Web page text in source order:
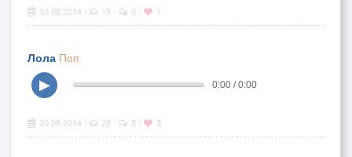
30.08.2014 15 0 1
Лола Поп
▶
0:00 / 0:00
30.08.2014 28 5 3